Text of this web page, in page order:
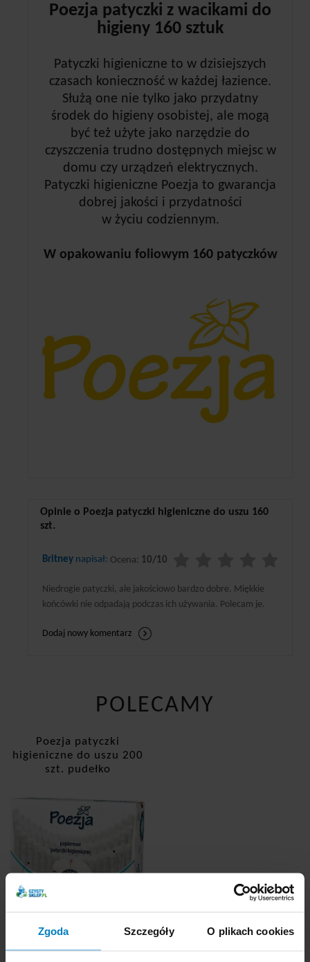
Zgoda Szczegóły O plikach cookies
Poezja patyczki z wacikami do
higieny 160 sztuk
Patyczki higieniczne to w dzisiejszych
czasach konieczność w każdej łazience.
Służą one nie tylko jako przydatny
środek do higieny osobistej, ale mogą
być też użyte jako narzędzie do
czyszczenia trudno dostępnych miejsc w
domu czy urządzeń elektrycznych.
Patyczki higieniczne Poezja to gwarancja
dobrej jakości i przydatności
w życiu codziennym.
W opakowaniu foliowym 160 patyczków
Opinie o Poezja patyczki higieniczne do uszu 160
szt.
Britney napisał: Ocena: 10/10
Niedrogie patyczki, ale jakościowo bardzo dobre. Miękkie
końcówki nie odpadają podczas ich używania. Polecam je.
Dodaj nowy komentarz
POLECAMY
Poezja patyczki
higieniczne do uszu 200
szt. pudełko
Dostępne: 514 szt.
Cena brutto: